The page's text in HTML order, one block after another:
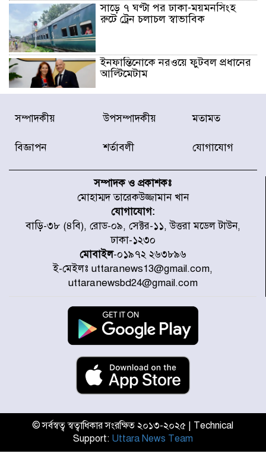
সাড়ে ৭ ঘণ্টা পর ঢাকা-ময়মনসিংহ
রুটে ট্রেন চলাচল স্বাভাবিক
ইনফান্তিনোকে নরওয়ে ফুটবল প্রধানের
আল্টিমেটাম
দেশে ভারি বৃষ্টির সতর্কবার্তা, ১০
৫৩ নং ওয়ার্ডের সড়কে নেমপ্লেট
স্থাপনের উদ্যোগ চান মিয়া ব্যাপারীর
৭ জেলায় ঝোড়ো হাওয়াসহ বজ্রবৃষ্টির
শঙ্কা
বগুড়া ও সিলেটে সড়ক দুর্ঘটনায় নিহত
জুলাইয়ে দেশজুড়ে ৪৫৮টি সড়ক
দুর্ঘটনায় ৪১৬ জন নিহত হয়েছেন
হারিয়ে যাওয়া শিশুকে পরিবারের কাছে
থানার ওসি
আজ থেকে উন্মুক্ত ‘জুলাই গণঅভ্যুত্থান
সম্পাদকীয় উপসম্পাদকীয় মতামত
বিজ্ঞাপন শর্তাবলী যোগাযোগ
সম্পাদক ও প্রকাশকঃ
মোহাম্মদ তারেকউজ্জামান খান
যোগাযোগ:
বাড়ি-৩৮ (৪বি), রোড-০৯, সেক্টর-১১, উত্তরা মডেল টাউন,
ঢাকা-১২৩০
মোবাইল-০১৯৭২ ২৬৩৮৯৬
ই-মেইলঃ uttaranews13@gmail.com,
uttaranewsbd24@gmail.com
© সর্বস্বত্ব স্বত্বাধিকার সংরক্ষিত ২০১৩-২০২৫ | Technical
Support: Uttara News Team